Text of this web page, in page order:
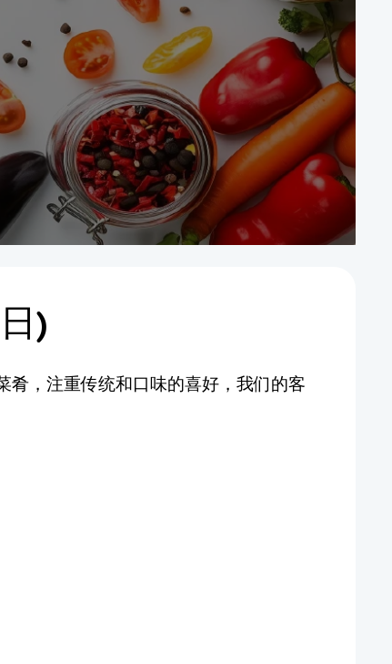
)
肴，注重传统和口味的喜好，我们的客